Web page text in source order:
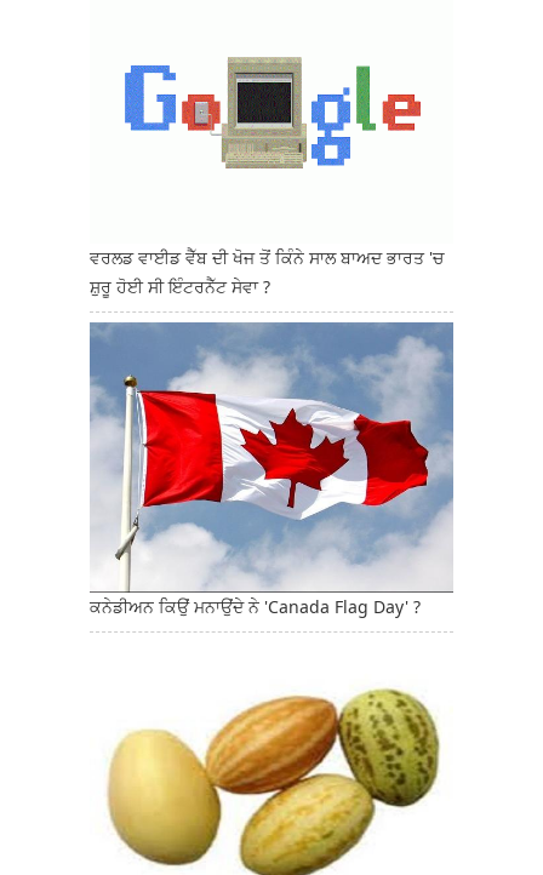
ਵਰਲਡ ਵਾਈਡ ਵੈੱਬ ਦੀ ਖੋਜ ਤੋਂ ਕਿੰਨੇ ਸਾਲ ਬਾਅਦ ਭਾਰਤ 'ਚ
ਸ਼ੁਰੂ ਹੋਈ ਸੀ ਇੰਟਰਨੈੱਟ ਸੇਵਾ ?
ਕਨੇਡੀਅਨ ਕਿਉਂ ਮਨਾਉਂਦੇ ਨੇ 'Canada Flag Day' ?